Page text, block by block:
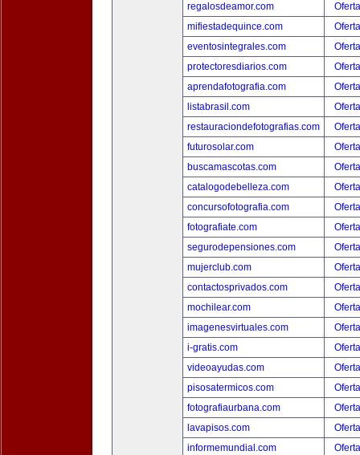
regalosdeamor.com
mifiestadequince.com
eventosintegrales.com
protectoresdiarios.com
aprendafotografia.com
listabrasil.com
restauraciondefotografias.com
futurosolar.com
buscamascotas.com
catalogodebelleza.com
concursofotografia.com
fotografiate.com
segurodepensiones.com
mujerclub.com
contactosprivados.com
mochilear.com
imagenesvirtuales.com
i-gratis.com
videoayudas.com
pisosatermicos.com
fotografiaurbana.com
lavapisos.com
informemundial.com